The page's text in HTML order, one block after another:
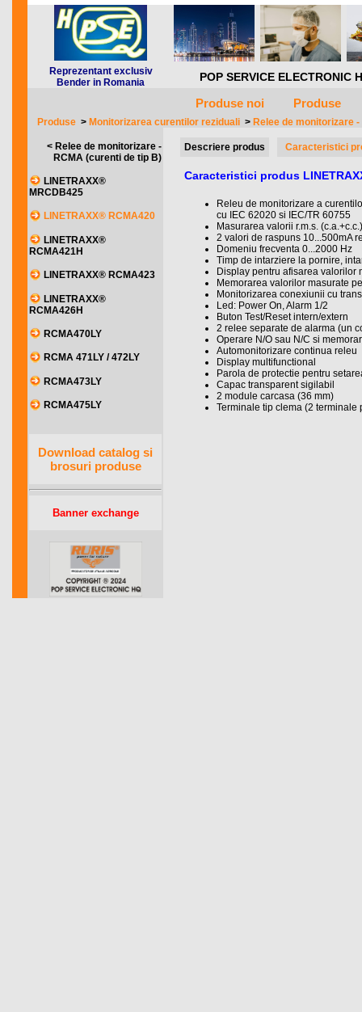
Reprezentant exclusiv
Bender in Romania
POP SERVICE
Produse noi Produse
Produse > Monitorizarea curentilor reziduali > Relee de monitorizare
< Relee de monitorizare -
RCMA (curenti de tip B)
LINETRAXX®
MRCDB425
LINETRAXX® RCMA420
LINETRAXX®
RCMA421H
LINETRAXX® RCMA423
LINETRAXX®
RCMA426H
RCMA470LY
RCMA 471LY / 472LY
RCMA473LY
RCMA475LY
Download catalog si
brosuri produse
Banner exchange
Descriere produs Caracteristici
Caracteristici produs
Releu de monitorizare a
cu IEC 62020 si IEC/TR 60755
Masurarea valorii r.m.s. (c.a.+c.c.)
2 valori de raspuns 10...500mA
Domeniu frecventa 0...2000 Hz
Timp de intarziere la pornire,
Display pentru afisarea valorilor
Memorarea valorilor masurate
Monitorizarea conexiunii cu
Led: Power On, Alarm 1/2
Buton Test/Reset intern/extern
2 relee separate de alarma (un
Operare N/O sau N/C si
Automonitorizare continua releu
Display multifunctional
Parola de protectie pentru
Capac transparent sigilabil
2 module carcasa (36 mm)
Terminale tip clema (2 terminale